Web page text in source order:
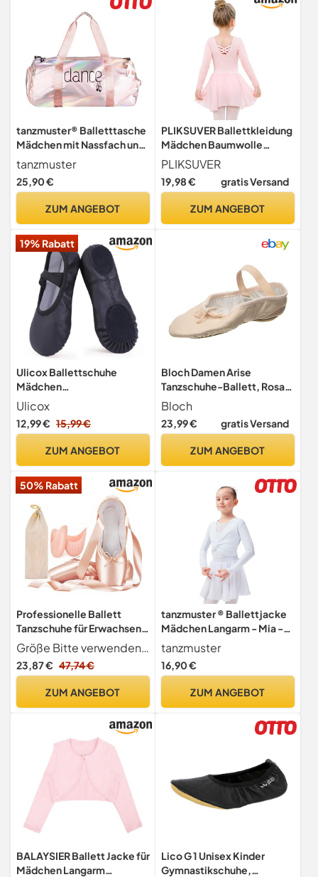
tanzmuster® Balletttasche
Mädchen mit Nassfach und
Schuhfach - Sporttasche
Kinder als Umhängetasche
oder Handtasche
Reisetasche 20 Liter
tanzmuster
25,90 €
ZUM ANGEBOT
PLIKSUVER Ballettkleidung
Mädchen Baumwolle
Ballettkleid Balletttrikot
Langarm Tanzkleid
Tanzbody mit Chiffon Rock
PLIKSUVER
19,98 € gratis Versand
ZUM ANGEBOT
19% Rabatt
Ulicox Ballettschuhe
Mädchen
Ballettschläppchen Damen
Tanzschuhe aus PU Leder
Gymnastikschuhe Kinder
Ledersohle Ballett Schuhe
Ulicox
12,99 € 15,99 €
ZUM ANGEBOT
Bloch Damen Arise
Tanzschuhe-Ballett, Rosa,
39 EU (6 B UK)
Bloch
23,99 € gratis Versand
ZUM ANGEBOT
50% Rabatt
Professionelle Ballett
Tanzschuhe für Erwachsene
Damen und Kinder,
Einschließlich Silikon
Zehenpads und Stoffbeutel
Größe Bitte verwenden Sie die Größentabelle als Referenzstandard (letztes Hauptbild) und nehmen Sie nicht die Zahl auf der Schuhsohle als Größe. Die empfohlene Schuhgröße basiert auf der Größe des nackten Fußes. Wählen Sie in der Regel direkt die Größe Ihrer üblichen Schuhe für den Alltag (Freizeitschuhe), es sei denn, Sie bevorzugen eine lockere Passform. Wenn sich der Schuh etwas zu weit anfühlt, können Sie das Gummiband enger schnüren, damit der Schuh besser an Ihren Fuß anpasst.
23,87 € 47,74 €
ZUM ANGEBOT
tanzmuster ® Ballettjacke
Mädchen Langarm - Mia -
aus sehr weichem
Baumwollstoff Ballett Top
zum Reinschlüpfen in weiß,
tanzmuster
16,90 €
ZUM ANGEBOT
BALAYSIER Ballett Jacke für
Mädchen Langarm
Lico G 1 Unisex Kinder
Gymnastikschuhe,